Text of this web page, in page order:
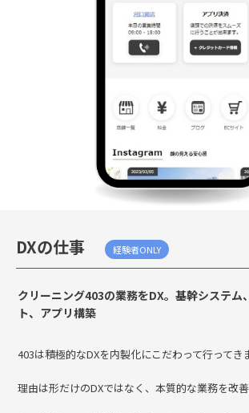
DXの仕事 経験者ONLY